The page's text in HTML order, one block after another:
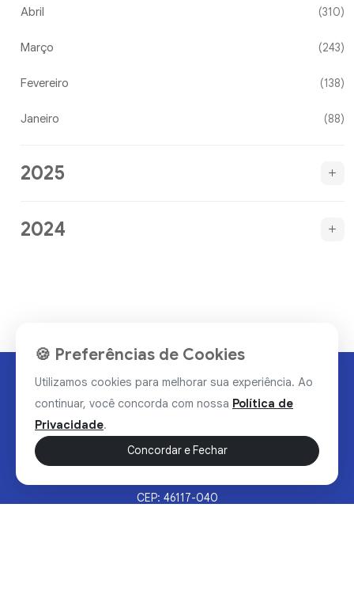
Abril (310)
Março (243)
Fevereiro (138)
Janeiro (88)
2025
2024
CEP: 46117-040
🍪 Preferências de Cookies
Utilizamos cookies para melhorar sua experiência. Ao
continuar, você concorda com nossa Política de
Privacidade.
Concordar e Fechar